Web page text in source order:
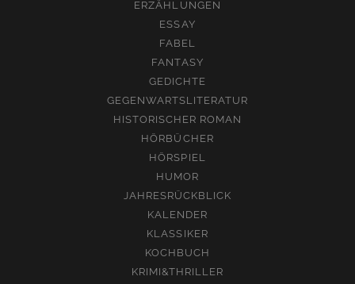
ERZÄHLUNGEN
ESSAY
FABEL
FANTASY
GEDICHTE
GEGENWARTSLITERATUR
HISTORISCHER ROMAN
HÖRBÜCHER
HÖRSPIEL
HUMOR
JAHRESRÜCKBLICK
KALENDER
KLASSIKER
KOCHBUCH
KRIMI&THRILLER